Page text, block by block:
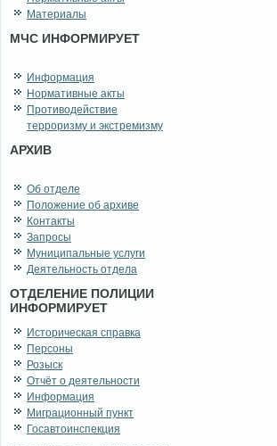
Материалы
МЧС ИНФОРМИРУЕТ
Информация
Нормативные акты
Противодействие
терроризму и экстремизму
АРХИВ
Об отделе
Положение об архиве
Контакты
Запросы
Муниципальные услуги
Деятельность отдела
ОТДЕЛЕНИЕ ПОЛИЦИИ
ИНФОРМИРУЕТ
Историческая справка
Персоны
Розыск
Отчёт о деятельности
Информация
Миграционный пункт
Госавтоинспекция